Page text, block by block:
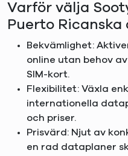
Varför välja
Puerto Ricanska
Bekvämlighet:
online utan behov
SIM-kort.
Flexibilitet: Växla
internationella
och priser.
Prisvärd: Njut av
en rad dataplaner